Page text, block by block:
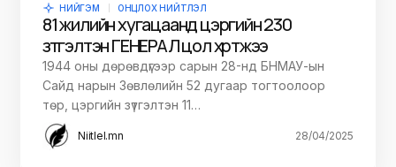
НИЙГЭМ ОНЦЛОХ НИЙТЛЭЛ
81 жилийн хугацаанд цэргийн 230
зүтгэлтэн ГЕНЕРАЛ цол хүртжээ
1944 оны дөрөвдүгээр сарын 28-нд БНМАУ-ын
Сайд нарын Зөвлөлийн 52 дугаар тогтоолоор
төр, цэргийн зүтгэлтэн 11…
Niitlel.mn 28/04/2025